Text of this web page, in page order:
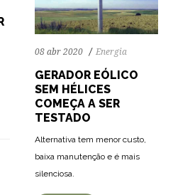
08 abr 2020 Energia
GERADOR EÓLICO
SEM HÉLICES
COMEÇA A SER
TESTADO
Alternativa tem menor custo,
baixa manutenção e é mais
silenciosa.